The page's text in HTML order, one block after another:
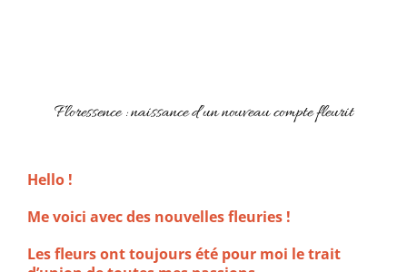
Floressence : naissance d’un nouveau compte fleurit
Hello !
Me voici avec des nouvelles fleuries !
Les fleurs ont toujours été pour moi le trait